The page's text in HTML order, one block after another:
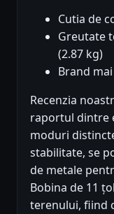
Cutia de
Greutate
(2.87 kg)
Brand
Recenzia
raportul dintre
moduri
stabilitate, se
de metale
Bobina de 11
terenului, fiind